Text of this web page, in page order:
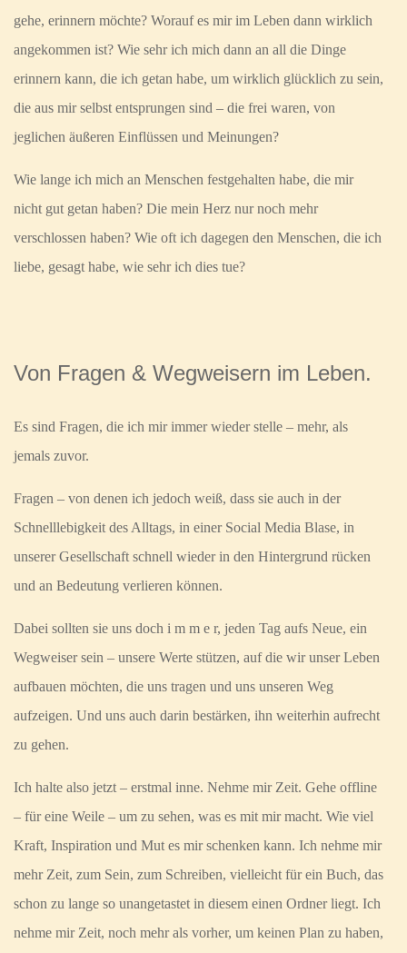
gehe, erinnern möchte? Worauf es mir im Leben dann wirklich
angekommen ist? Wie sehr ich mich dann an all die Dinge
erinnern kann, die ich getan habe, um wirklich glücklich zu sein,
die aus mir selbst entsprungen sind – die frei waren, von
jeglichen äußeren Einflüssen und Meinungen?
Wie lange ich mich an Menschen festgehalten habe, die mir
nicht gut getan haben? Die mein Herz nur noch mehr
verschlossen haben? Wie oft ich dagegen den Menschen, die ich
liebe, gesagt habe, wie sehr ich dies tue?
Von Fragen & Wegweisern im Leben.
Es sind Fragen, die ich mir immer wieder stelle – mehr, als
jemals zuvor.
Fragen – von denen ich jedoch weiß, dass sie auch in der
Schnelllebigkeit des Alltags, in einer Social Media Blase, in
unserer Gesellschaft schnell wieder in den Hintergrund rücken
und an Bedeutung verlieren können.
Dabei sollten sie uns doch i m m e r, jeden Tag aufs Neue, ein
Wegweiser sein – unsere Werte stützen, auf die wir unser Leben
aufbauen möchten, die uns tragen und uns unseren Weg
aufzeigen. Und uns auch darin bestärken, ihn weiterhin aufrecht
zu gehen.
Ich halte also jetzt – erstmal inne. Nehme mir Zeit. Gehe offline
– für eine Weile – um zu sehen, was es mit mir macht. Wie viel
Kraft, Inspiration und Mut es mir schenken kann. Ich nehme mir
mehr Zeit, zum Sein, zum Schreiben, vielleicht für ein Buch, das
schon zu lange so unangetastet in diesem einen Ordner liegt. Ich
nehme mir Zeit, noch mehr als vorher, um keinen Plan zu haben,